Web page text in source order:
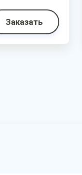
Заказать